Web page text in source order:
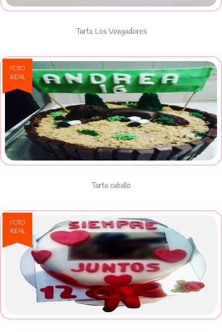
Tarta Los Vengadores
FOTO
REAL
Ver Tarta caballo
Tarta caballo
FOTO
REAL
Ver Tarta Aniversario